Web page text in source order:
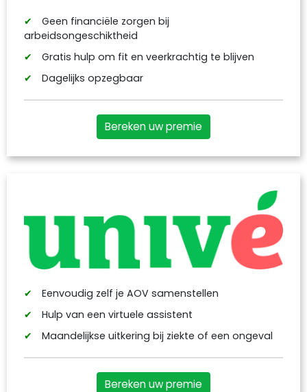
Geen financiële zorgen bij
arbeidsongeschiktheid
Gratis hulp om fit en veerkrachtig te blijven
Dagelijks opzegbaar
Bereken uw premie
Eenvoudig zelf je AOV samenstellen
Hulp van een virtuele assistent
Maandelijkse uitkering bij ziekte of een ongeval
Bereken uw premie